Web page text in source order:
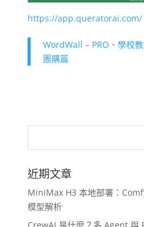
https://app.queratorai.com/
WordWall – PRO、學校
團購篇
近期文章
MiniMax H3 本地部署：
模型解析